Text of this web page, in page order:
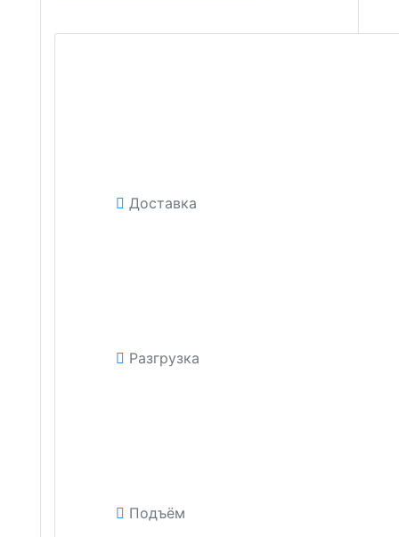
Доставка
Разгрузка
Подъём